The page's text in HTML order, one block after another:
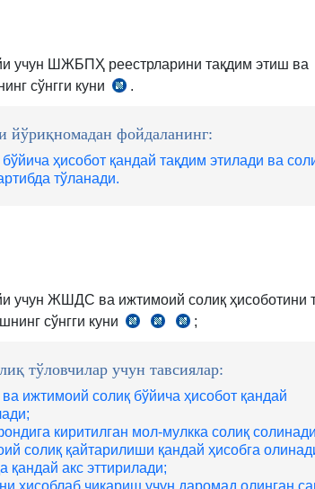
учун ШЖБПҲ реестрларини тақдим этиш ва
сўнгги куни
ВМнинг
йилдаги
сон
.
йўриқномадан фойдаланинг:
ҳисобот қандай тақдим этилади ва
тўланади.
учун ЖШДС ва ижтимоий солиқ ҳисоботини
сўнгги куни
СК
м.
1-
2-
б.
СК
м.
СК
м.
қ.
;
тўловчилар учун тавсиялар:
ижтимоий солиқ бўйича ҳисобот қандай
киритилган мол-мулкка солиқ
солиқ қайтарилиши қандай ҳисобга
қандай акс эттирилади;
ҳисоблаб чиқариш учун даромад олинган